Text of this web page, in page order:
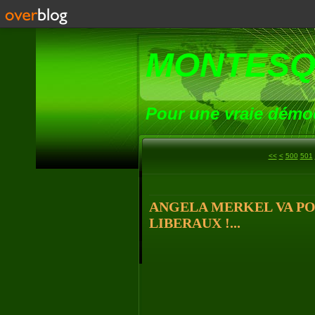
Pour une vraie
<< < 500 501
ANGELA MERKEL VA
LIBERAUX !...